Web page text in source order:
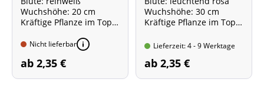
Wuchshöhe: 20 cm
Kräftige Pflanze im Topf,
Nicht lieferbar
ab 2,35 €
Wuchshöhe: 30 cm
Kräftige Pflanze im Topf,
Lieferzeit: 4 - 9 Werktage
ab 2,35 €